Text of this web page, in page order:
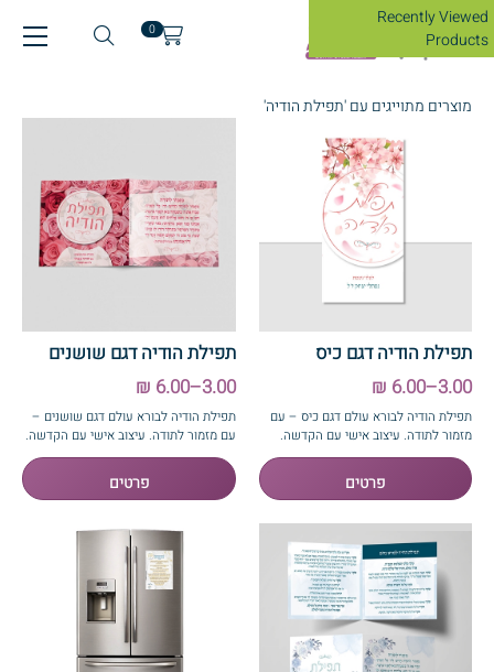
Recently Viewed
Products
0
מוצרים מתוייגים עם 'תפילת הודיה'
תפילת הודיה דגם כיס
3.00–6.00 ₪
תפילת הודיה לבורא עולם דגם כיס – עם
מזמור לתודה. עיצוב אישי עם הקדשה.
תפילת הודיה דגם שושנים
3.00–6.00 ₪
תפילת הודיה לבורא עולם דגם שושנים –
עם מזמור לתודה. עיצוב אישי עם הקדשה.